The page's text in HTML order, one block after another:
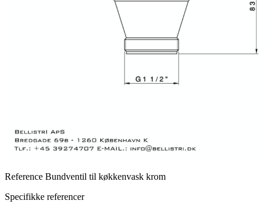
Reference Bundventil til køkkenvask krom
Specifikke referencer